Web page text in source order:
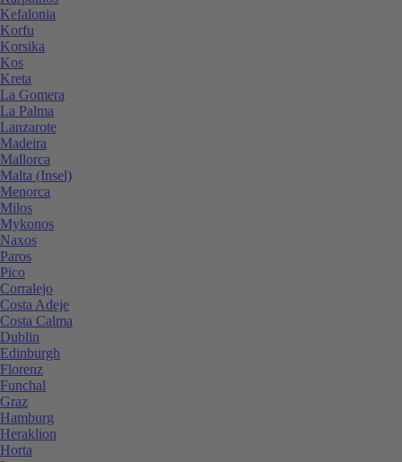
Kefalonia
Korfu
Korsika
Kos
Kreta
La Gomera
La Palma
Lanzarote
Madeira
Mallorca
Malta (Insel)
Menorca
Milos
Mykonos
Naxos
Paros
Pico
Corralejo
Costa Adeje
Costa Calma
Dublin
Edinburgh
Florenz
Funchal
Graz
Hamburg
Heraklion
Horta